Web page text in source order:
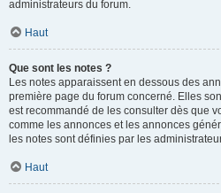
administrateurs du forum.
Haut
Que sont les notes ?
Les notes apparaissent en dessous des
première page du forum concerné. Elles
est recommandé de les consulter dès que
comme les annonces et les annonces
les notes sont définies par les
Haut